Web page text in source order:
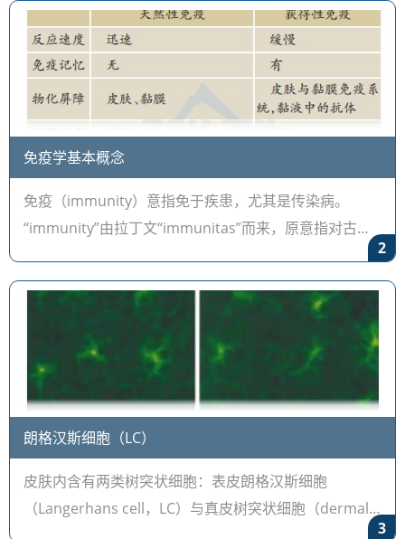
免疫学基本概念
免疫（immunity）意指免于疾患，尤其是传染病。
“immunity”由拉丁文“immunitas”而来，原意指对古罗
特异
2
朗格汉斯细胞（LC）
皮肤内含有两类树突状细胞：表皮朗格汉斯细胞
（Langerhans cell，LC）与真皮树突状细胞（dermal
3